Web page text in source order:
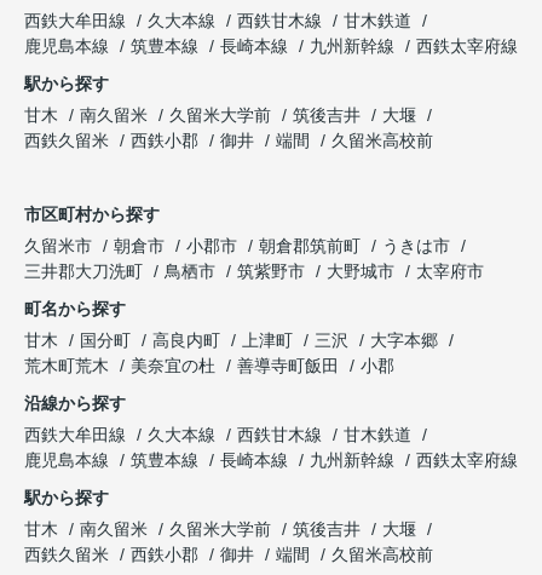
西鉄大牟田線
久大本線 西鉄甘木線
甘木鉄道
鹿児島本線
筑豊本線 長崎本線 九州新幹線
西鉄太宰府線
駅から探す
甘木
南久留米 久留米大学前 筑後吉井
大堰
西鉄久留米
西鉄小郡 御井 端間 久留米高校前
市区町村から探す
久留米市
朝倉市 小郡市 朝倉郡筑前町
うきは市
三井郡大刀洗町
鳥栖市 筑紫野市 大野城市
太宰府市
町名から探す
甘木
国分町 高良内町 上津町 三沢
大字本郷
荒木町荒木
美奈宜の杜 善導寺町飯田
小郡
沿線から探す
西鉄大牟田線
久大本線 西鉄甘木線
甘木鉄道
鹿児島本線
筑豊本線 長崎本線 九州新幹線
西鉄太宰府線
駅から探す
甘木
南久留米 久留米大学前 筑後吉井
大堰
西鉄久留米
西鉄小郡 御井 端間 久留米高校前